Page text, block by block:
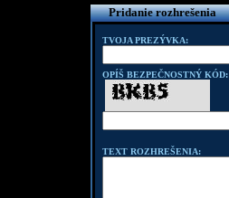
Pridanie rozhrešenia
TVOJA PREZÝVKA:
OPÍŠ BEZPEČNOSTNÝ KÓD:
TEXT ROZHREŠENIA: